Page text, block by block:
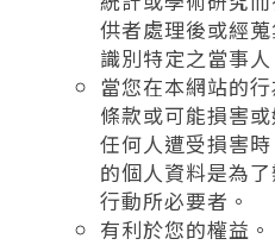
供者處理後或經
識別特定之當事人
當您在本網站的
條款或可能損害
任何人遭受損害
的個人資料是為
行動所必要者。
有利於您的權益。